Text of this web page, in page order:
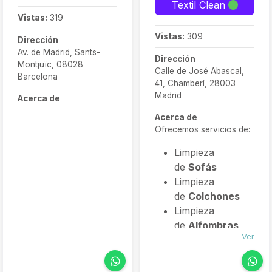
Vistas: 319
Dirección
Av. de Madrid, Sants-
Montjuïc, 08028
Barcelona
Acerca de
Textil Clean
Vistas: 309
Dirección
Calle de José Abascal,
41, Chamberí, 28003
Madrid
Acerca de
Ofrecemos servicios de:
Limpieza
de Sofás
Limpieza
de Colchones
Limpieza
de Alfombras
Ver